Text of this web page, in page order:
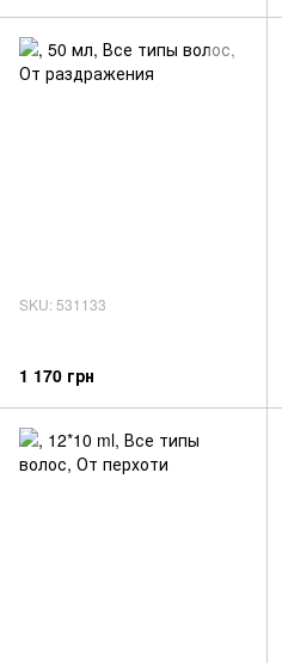
SKU: 531133
1 170 грн